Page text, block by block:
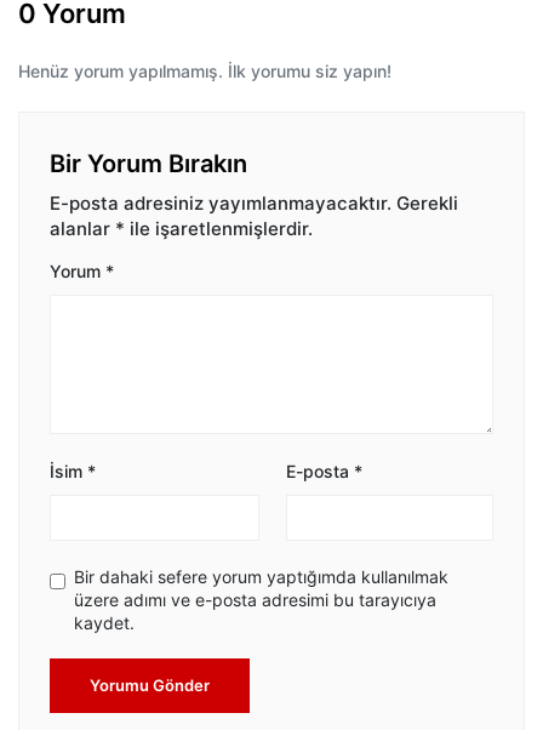
0 Yorum
Henüz yorum yapılmamış. İlk yorumu siz yapın!
Bir Yorum Bırakın
E-posta adresiniz yayımlanmayacaktır. Gerekli
alanlar * ile işaretlenmişlerdir.
Yorum *
İsim * E-posta *
Bir dahaki sefere yorum yaptığımda kullanılmak
üzere adımı ve e-posta adresimi bu tarayıcıya
kaydet.
Yorumu Gönder